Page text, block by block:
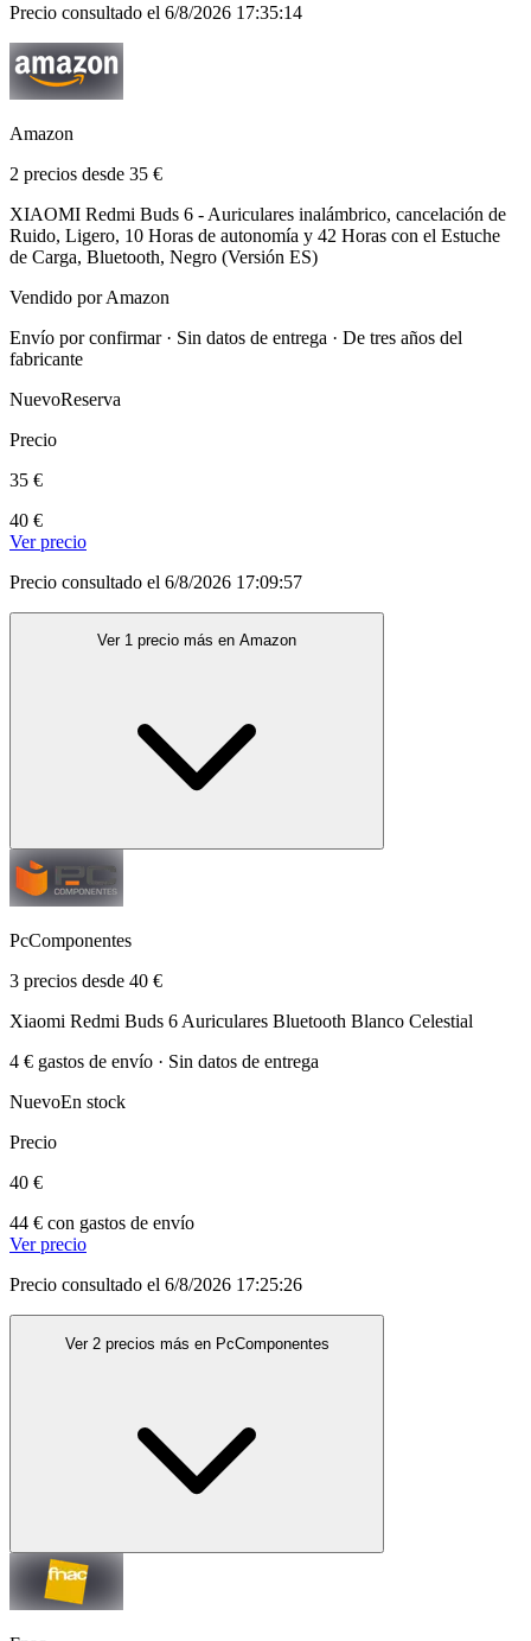
Precio consultado el 6/8/2026 17:35:14
Amazon
2 precios desde 35 €
XIAOMI Redmi Buds 6 - Auriculares inalámbrico, cancelación de
Ruido, Ligero, 10 Horas de autonomía y 42 Horas con el Estuche
de Carga, Bluetooth, Negro (Versión ES)
Vendido por Amazon
Envío por confirmar · Sin datos de entrega · De tres años del
fabricante
NuevoReserva
Precio
35 €
40 €
Ver precio
Precio consultado el 6/8/2026 17:09:57
Ver 1 precio más en Amazon
PcComponentes
3 precios desde 40 €
Xiaomi Redmi Buds 6 Auriculares Bluetooth Blanco Celestial
4 € gastos de envío · Sin datos de entrega
NuevoEn stock
Precio
40 €
44 € con gastos de envío
Ver precio
Precio consultado el 6/8/2026 17:25:26
Ver 2 precios más en PcComponentes